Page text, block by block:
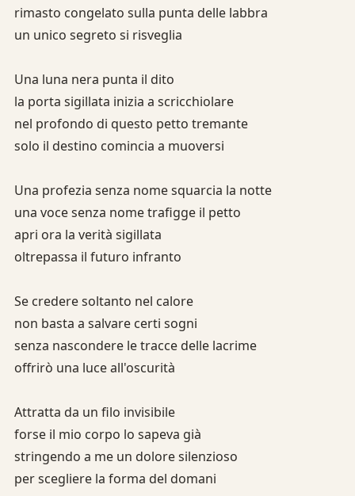
rimasto congelato sulla punta delle labbra
un unico segreto si risveglia
Una luna nera punta il dito
la porta sigillata inizia a scricchiolare
nel profondo di questo petto tremante
solo il destino comincia a muoversi
Una profezia senza nome squarcia la notte
una voce senza nome trafigge il petto
apri ora la verità sigillata
oltrepassa il futuro infranto
Se credere soltanto nel calore
non basta a salvare certi sogni
senza nascondere le tracce delle lacrime
offrirò una luce all'oscurità
Attratta da un filo invisibile
forse il mio corpo lo sapeva già
stringendo a me un dolore silenzioso
per scegliere la forma del domani